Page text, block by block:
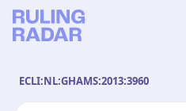
ECLI:NL:GHAMS:2013:3960